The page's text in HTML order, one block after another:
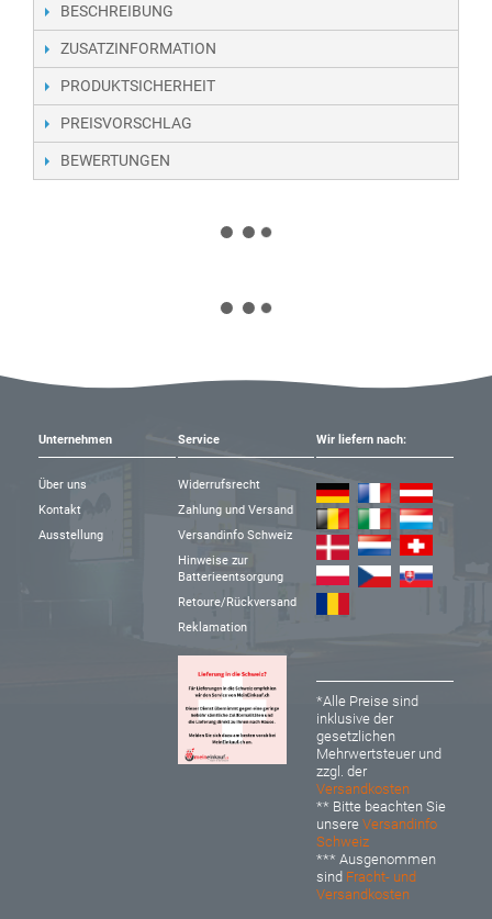
BESCHREIBUNG
ZUSATZINFORMATION
PRODUKTSICHERHEIT
PREISVORSCHLAG
BEWERTUNGEN
Unternehmen
Über uns
Kontakt
Ausstellung
Service
Widerrufsrecht
Zahlung und Versand
Versandinfo Schweiz
Hinweise zur
Batterieentsorgung
Retoure/Rückversand
Reklamation
Wir liefern nach:
*Alle Preise sind
inklusive der
gesetzlichen
Mehrwertsteuer und
zzgl. der
Versandkosten
** Bitte beachten Sie
unsereVersandinfo
Schweiz
*** Ausgenommen
sind Fracht- und
Versandkosten